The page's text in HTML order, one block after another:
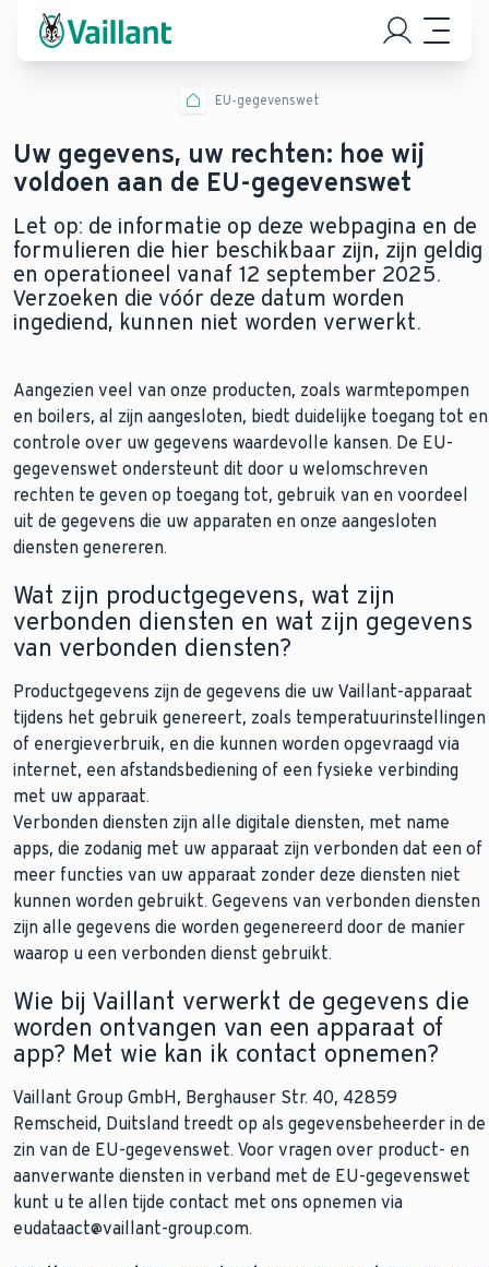
EU-gegevenswet
Uw gegevens, uw rechten: hoe wij
voldoen aan de EU-gegevenswet
Let op: de informatie op deze webpagina en de
formulieren die hier beschikbaar zijn, zijn geldig
en operationeel vanaf 12 september 2025.
Verzoeken die vóór deze datum worden
ingediend, kunnen niet worden verwerkt.
Aangezien veel van onze producten, zoals warmtepompen
en boilers, al zijn aangesloten, biedt duidelijke toegang tot en
controle over uw gegevens waardevolle kansen. De EU-
gegevenswet ondersteunt dit door u welomschreven
rechten te geven op toegang tot, gebruik van en voordeel
uit de gegevens die uw apparaten en onze aangesloten
diensten genereren.
Wat zijn productgegevens, wat zijn
verbonden diensten en wat zijn gegevens
van verbonden diensten?
Productgegevens zijn de gegevens die uw Vaillant-apparaat
tijdens het gebruik genereert, zoals temperatuurinstellingen
of energieverbruik, en die kunnen worden opgevraagd via
internet, een afstandsbediening of een fysieke verbinding
met uw apparaat.
Verbonden diensten zijn alle digitale diensten, met name
apps, die zodanig met uw apparaat zijn verbonden dat een of
meer functies van uw apparaat zonder deze diensten niet
kunnen worden gebruikt. Gegevens van verbonden diensten
zijn alle gegevens die worden gegenereerd door de manier
waarop u een verbonden dienst gebruikt.
Wie bij Vaillant verwerkt de gegevens die
worden ontvangen van een apparaat of
app? Met wie kan ik contact opnemen?
Vaillant Group GmbH, Berghauser Str. 40, 42859
Remscheid, Duitsland treedt op als gegevensbeheerder in de
zin van de EU-gegevenswet. Voor vragen over product- en
aanverwante diensten in verband met de EU-gegevenswet
kunt u te allen tijde contact met ons opnemen via
eudataact@vaillant-group.com.